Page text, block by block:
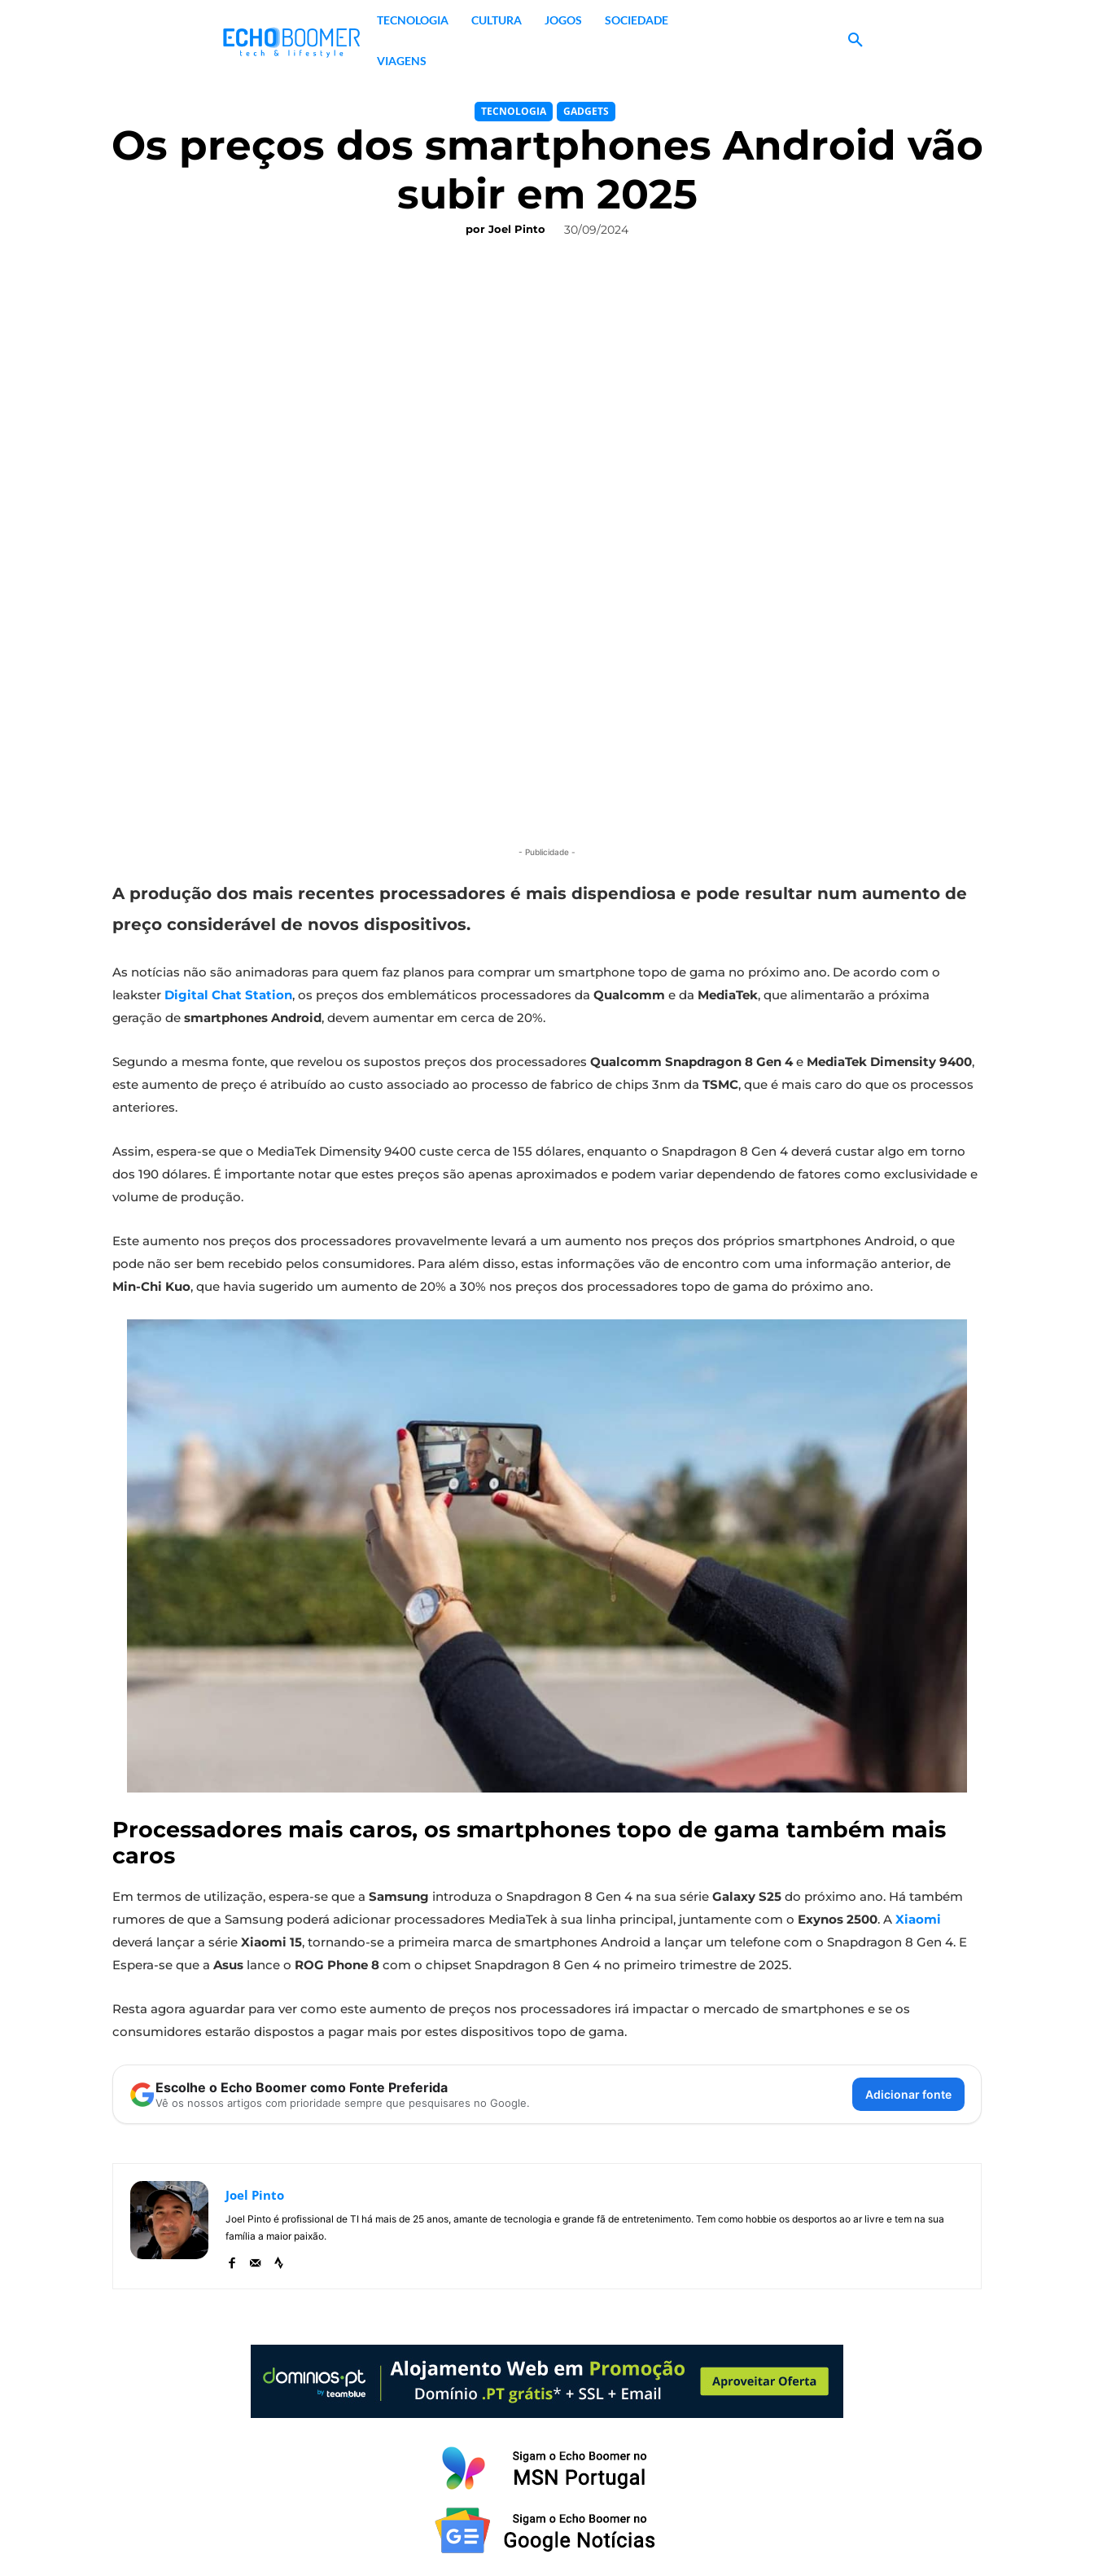
TECNOLOGIA CULTURA JOGOS SOCIEDADE
VIAGENS
TECNOLOGIA GADGETS
Os preços dos smartphones Android vão
subir em 2025
por Joel Pinto 30/09/2024
- Publicidade -
A produção dos mais recentes processadores é mais dispendiosa e pode resultar num aumento de
preço considerável de novos dispositivos.
As notícias não são animadoras para quem faz planos para comprar um smartphone topo de gama no próximo ano. De acordo com o
leakster Digital Chat Station, os preços dos emblemáticos processadores da Qualcomm e da MediaTek, que alimentarão a próxima
geração de smartphones Android, devem aumentar em cerca de 20%.
Segundo a mesma fonte, que revelou os supostos preços dos processadores Qualcomm Snapdragon 8 Gen 4e MediaTek Dimensity 9400,
este aumento de preço é atribuído ao custo associado ao processo de fabrico de chips 3nm da TSMC, que é mais caro do que os processos
anteriores.
Assim, espera-se que o MediaTek Dimensity 9400 custe cerca de 155 dólares, enquanto o Snapdragon 8 Gen 4 deverá custar algo em torno
dos 190 dólares. É importante notar que estes preços são apenas aproximados e podem variar dependendo de fatores como exclusividade e
volume de produção.
Este aumento nos preços dos processadores provavelmente levará a um aumento nos preços dos próprios smartphones Android, o que
pode não ser bem recebido pelos consumidores. Para além disso, estas informações vão de encontro com uma informação anterior, de
Min-Chi Kuo, que havia sugerido um aumento de 20% a 30% nos preços dos processadores topo de gama do próximo ano.
Processadores mais caros, os smartphones topo de gama também mais
caros
Em termos de utilização, espera-se que a Samsung introduza o Snapdragon 8 Gen 4 na sua série Galaxy S25 do próximo ano. Há também
rumores de que a Samsung poderá adicionar processadores MediaTek à sua linha principal, juntamente com o Exynos 2500. A Xiaomi
deverá lançar a série Xiaomi 15, tornando-se a primeira marca de smartphones Android a lançar um telefone com o Snapdragon 8 Gen 4. E
Espera-se que a Asus lance o ROG Phone 8 com o chipset Snapdragon 8 Gen 4 no primeiro trimestre de 2025.
Resta agora aguardar para ver como este aumento de preços nos processadores irá impactar o mercado de smartphones e se os
consumidores estarão dispostos a pagar mais por estes dispositivos topo de gama.
Escolhe o Echo Boomer como Fonte Preferida
Vê os nossos artigos com prioridade sempre que pesquisares no Google.
Adicionar fonte
Joel Pinto
Joel Pinto é profissional de TI há mais de 25 anos, amante de tecnologia e grande fã de entretenimento. Tem como hobbie os desportos ao ar livre e tem na sua
família a maior paixão.